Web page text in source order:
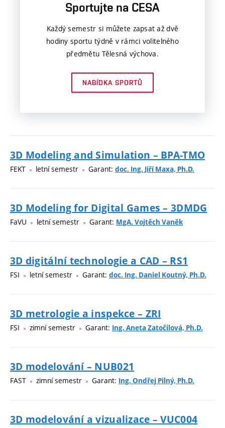
Sportujte na CESA
Každý semestr si můžete zapsat až dvě
hodiny sportu týdně v rámci volitelného
předmětu Tělesná výchova.
NABÍDKA SPORTŮ
3D Modeling and Simulation – BPA-TMO
FEKT letní semestr Garant: doc. Ing. Jiří Maxa, Ph.D.
3D Modeling for Digital Games – 3DMDG
FaVU letní semestr Garant: MgA. Vojtěch Vaněk
3D digitální technologie a CAD – RS1
FSI letní semestr Garant: doc. Ing. Daniel Koutný, Ph.D.
3D metrologie a inspekce – ZRI
FSI zimní semestr Garant: Ing. Aneta Zatočilová, Ph.D.
3D modelování – NUB021
FAST zimní semestr Garant: Ing. Ondřej Pilný, Ph.D.
3D modelování a vizualizace – VUC004